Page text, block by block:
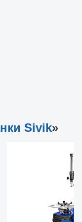
отжим
стола без риска
Sivik»